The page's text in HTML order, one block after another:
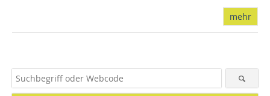
mehr